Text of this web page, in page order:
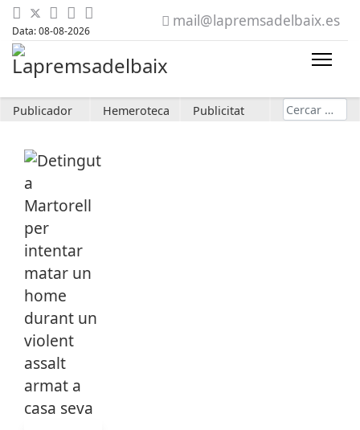
Data: 08-08-2026
mail@lapremsadelbaix.es
Publicador Hemeroteca Publicitat Cerca